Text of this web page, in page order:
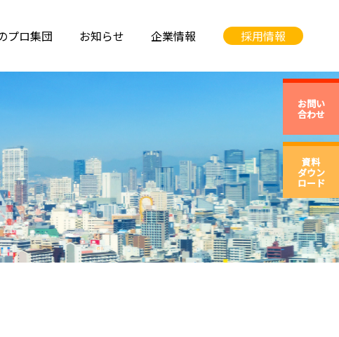
プロ集団 お知らせ 企業情報 採用情報
お問い
合わせ
資料
ダウン
ロード